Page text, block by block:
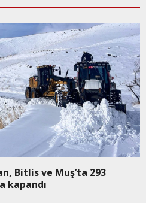
Bitlis ve Muş’ta 293
kapandı